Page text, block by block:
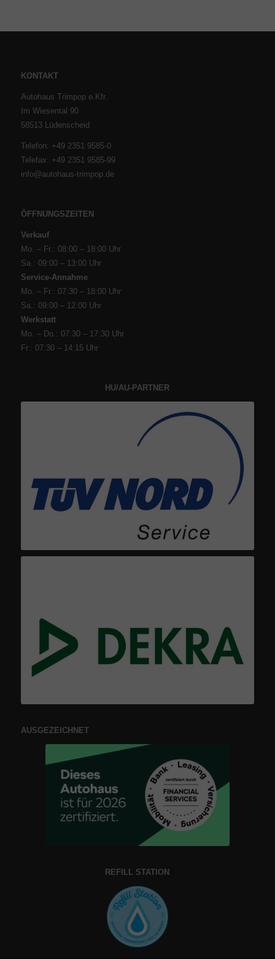
KONTAKT
Autohaus Trimpop e.Kfr.
Im Wiesental 90
58513 Lüdenscheid
Telefon: +49 2351 9585-0
Telefax: +49 2351 9585-99
info@autohaus-trimpop.de
ÖFFNUNGSZEITEN
Verkauf
Mo. – Fr.: 08:00 – 18:00 Uhr
Sa.: 09:00 – 13:00 Uhr
Service-Annahme
Mo. – Fr.: 07:30 – 18:00 Uhr
Sa.: 09:00 – 12:00 Uhr
Werkstatt
Mo. – Do.: 07:30 – 17:30 Uhr
Fr.: 07:30 – 14:15 Uhr
HU/AU-PARTNER
AUSGEZEICHNET
REFILL STATION